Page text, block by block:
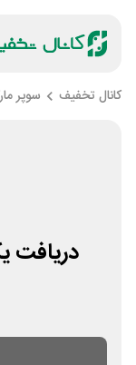
کانال تخفیف سوپر
دریافت